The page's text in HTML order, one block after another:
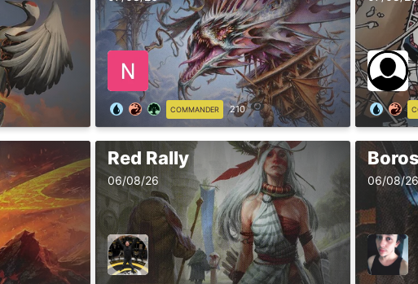
COMMANDER 210
Red Rally
06/08/26 06/08/26